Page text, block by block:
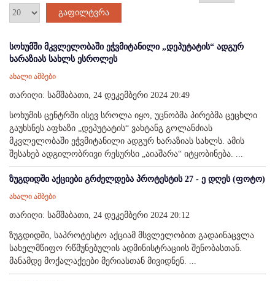
გაფილტვრა
სოხუმში მკვლელობაში ეჭვმიტანილი „დეპუტატის“ ადგურ
ხარაზიას სახლს ესროლეს
ახალი ამბები
თარიღი: სამშაბათი, 24 დეკემბერი 2024 20:49
სოხუმის ცენტრში ისევ სროლა იყო, უცნობმა პირებმა ცეცხლი
გაუხსნეს აფხაზი „დეპუტატის“ ვახტანგ გოლანძიას
მკვლელობაში ეჭვმიტანილი ადგურ ხარაზიას სახლს. ამის
შესახებ ადგილობრივი რესურსი „აიაშარა“ იტყობინება. ...
ზუგდიდში აქციები გრძელდება პროტესტის 27 - ე დღეს (ფოტო)
ახალი ამბები
თარიღი: სამშაბათი, 24 დეკემბერი 2024 20:12
ზუგდიდში, საპროტესტო აქციამ მსვლელობით გადაინაცვლა
სახელმწიფო რწმუნებულის ადმინისტრაციის შენობასთან.
მანამდე მოქალაქეები მერიასთან მივიდნენ. ...